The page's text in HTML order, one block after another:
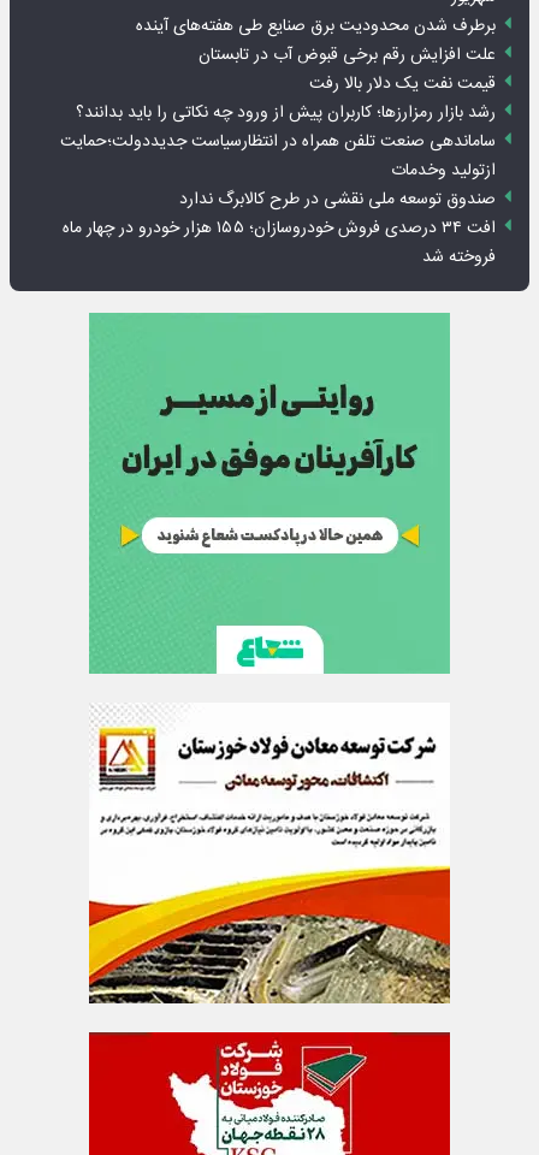
برطرف شدن محدودیت‌ برق صنایع طی هفته‌های آینده
علت افزایش رقم برخی قبوض آب در تابستان
قیمت نفت یک دلار بالا رفت
رشد بازار رمزارزها؛ کاربران پیش از ورود چه نکاتی را باید بدانند؟
ساماندهی صنعت تلفن همراه در انتظارسیاست جدیددولت؛حمایت
ازتولید وخدمات
صندوق توسعه ملی نقشی در طرح کالابرگ ندارد
افت ۳۴ درصدی فروش خودروسازان؛ ۱۵۵ هزار خودرو در چهار ماه
فروخته شد